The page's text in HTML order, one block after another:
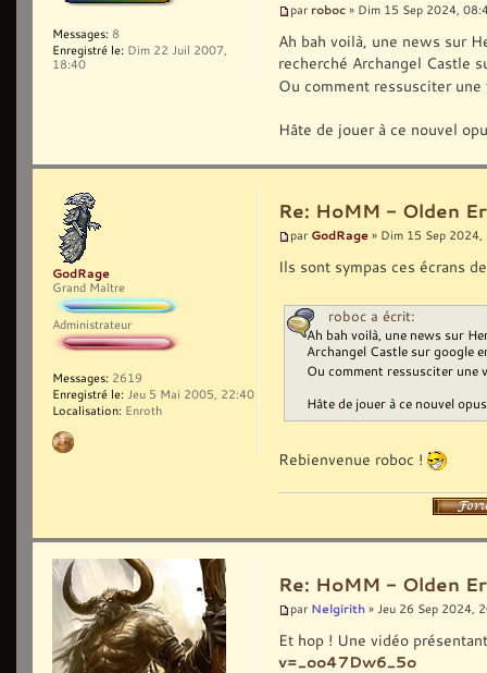
par roboc » Dim 15 Sep 2024,
Ah bah voilà, une news sur
recherché Archangel Castle
Ou comment ressusciter
Hâte de jouer à ce nouvel
Messages: 8
Enregistré le: Dim 22 Juil 2007,
18:40
Re: HoMM - Olden
par GodRage » Dim 15 Sep
Ils sont sympas ces écrans
roboc a écrit:
Ah bah voilà, une news sur
Archangel Castle sur google
Ou comment ressusciter une
Hâte de jouer à ce nouvel
Rebienvenue roboc !
GodRage
Grand Maître
Administrateur
Messages: 2619
Enregistré le: Jeu 5 Mai 2005, 22:40
Localisation: Enroth
Re: HoMM - Olden
par Nelgirith » Jeu 26 Sep 2024,
Et hop ! Une vidéo
v=_oo47Dw6_5o